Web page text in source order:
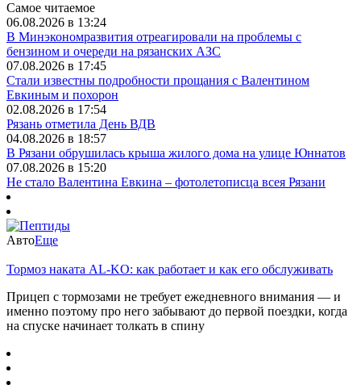
Самое читаемое
06.08.2026 в 13:24
В Минэкономразвития отреагировали на проблемы с
бензином и очереди на рязанских АЗС
07.08.2026 в 17:45
Стали известны подробности прощания с Валентином
Евкиным и похорон
02.08.2026 в 17:54
Рязань отметила День ВДВ
04.08.2026 в 18:57
В Рязани обрушилась крыша жилого дома на улице Юннатов
07.08.2026 в 15:20
Не стало Валентина Евкина – фотолетописца всея Рязани
АвтоЕще
Тормоз наката AL-KO: как работает и как его обслуживать
Прицеп с тормозами не требует ежедневного внимания — и
именно поэтому про него забывают до первой поездки, когда
на спуске начинает толкать в спину